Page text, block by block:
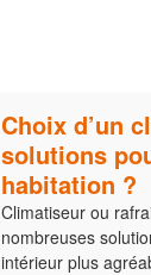
Choix d’un
solutions
habitation ?
Climatiseur ou
nombreuses
intérieur plus